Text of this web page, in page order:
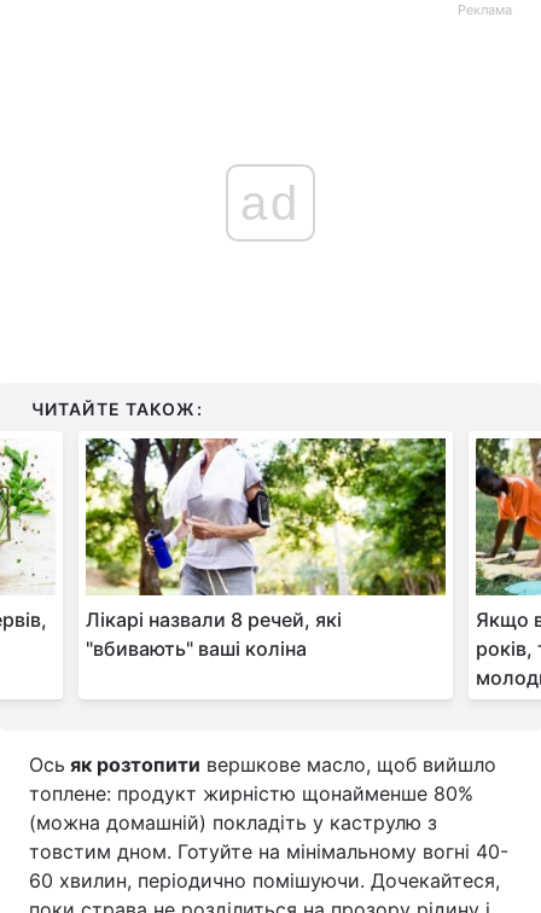
Реклама
ad
ЧИТАЙТЕ ТАКОЖ:
Лікарі назвали 8 речей, які
"вбивають" ваші коліна
Якщо
років,
Ось як розтопити вершкове масло, щоб вийшло
топлене: продукт жирністю щонайменше 80%
(можна домашній) покладіть у каструлю з
товстим дном. Готуйте на мінімальному вогні 40-
60 хвилин, періодично помішуючи. Дочекайтеся,